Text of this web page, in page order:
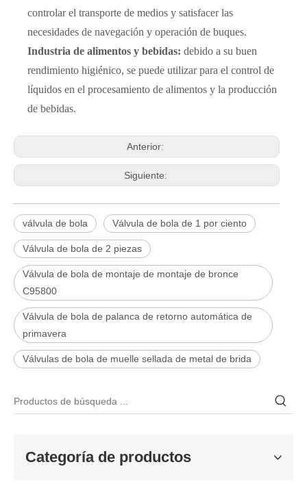
controlar el transporte de medios y satisfacer las
necesidades de navegación y operación de buques.
Industria de alimentos y bebidas: debido a su buen
rendimiento higiénico, se puede utilizar para el control de
líquidos en el procesamiento de alimentos y la producción
de bebidas.
Anterior:
Siguiente:
válvula de bola Válvula de bola de 1 por ciento
Válvula de bola de 2 piezas
Válvula de bola de montaje de montaje de bronce
C95800
Válvula de bola de palanca de retorno automática de
primavera
Válvulas de bola de muelle sellada de metal de brida
Categoría de productos
2026-06-25
Válvula de compuerta de bronce, níquel y aluminio C95800: diseño técnico, rendimiento y aplicaciones industriales